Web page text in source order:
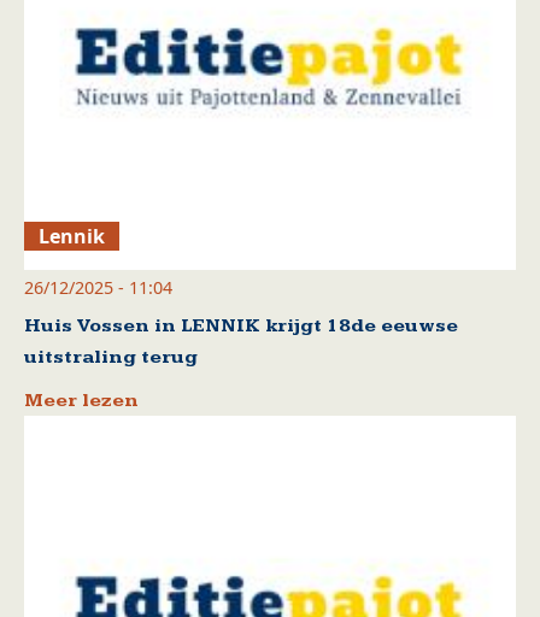
Lennik
26/12/2025 - 11:04
Huis Vossen in LENNIK krijgt 18de eeuwse
uitstraling terug
Meer lezen